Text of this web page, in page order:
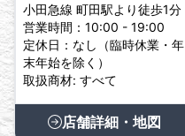
小田急線 町田駅より徒歩1分
営業時間：10:00 - 19:00
定休日：なし（臨時休業・年
末年始を除く）
取扱商材: すべて
店舗詳細・地図